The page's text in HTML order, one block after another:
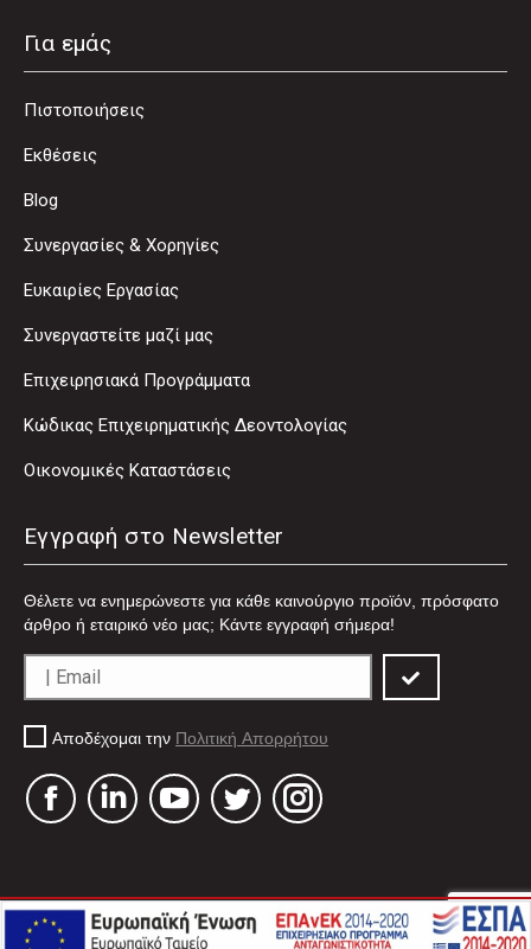
Για εμάς
Πιστοποιήσεις
Εκθέσεις
Blog
Συνεργασίες & Χορηγίες
Ευκαιρίες Εργασίας
Συνεργαστείτε μαζί μας
Επιχειρησιακά Προγράμματα
Κώδικας Επιχειρηματικής Δεοντολογίας
Οικονομικές Καταστάσεις
Εγγραφή στο Newsletter
Θέλετε να ενημερώνεστε για κάθε καινούργιο προϊόν, πρόσφατο
άρθρο ή εταιρικό νέο μας; Κάντε εγγραφή σήμερα!
Αποδέχομαι την Πολιτική Απορρήτου
FacebookLinkedinYouTubeTwitter Instagram
Πολιτική Απορρήτου Πολιτική Cookies Όροι Χρήσης